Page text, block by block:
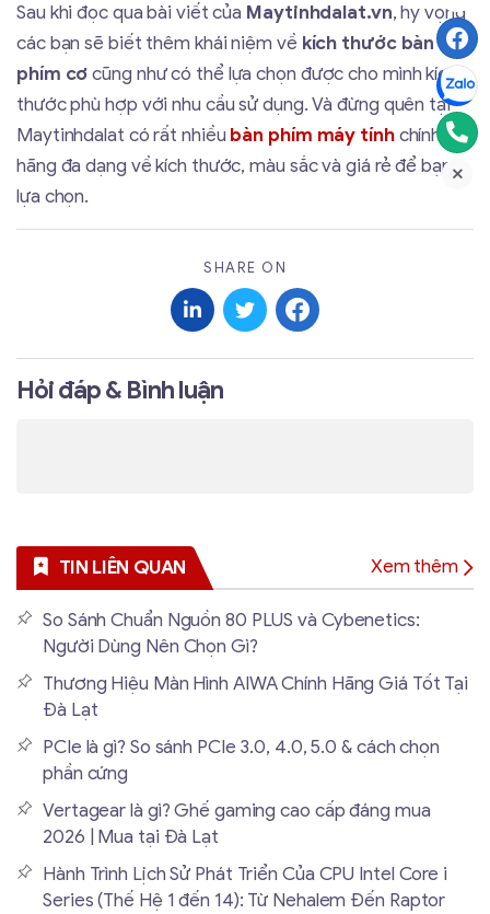
Sau khi đọc qua bài viết của Maytinhdalat.vn, hy vọng
các bạn sẽ biết thêm khái niệm về kích thước bàn
phím cơcũng như có thể lựa chọn được cho mình kích
thước phù hợp với nhu cầu sử dụng. Và đừng quên tại
Maytinhdalat có rất nhiều bàn phím máy tínhchính
hãng đa dạng về kích thước, màu sắc và giá rẻ để bạn
lựa chọn.
SHARE ON
Hỏi đáp & Bình luận
TIN LIÊN QUAN Xem thêm
So Sánh Chuẩn Nguồn 80 PLUS và Cybenetics:
Người Dùng Nên Chọn Gì?
Thương Hiệu Màn Hình AIWA Chính Hãng Giá Tốt Tại
Đà Lạt
PCIe là gì? So sánh PCIe 3.0, 4.0, 5.0 & cách chọn
phần cứng
Vertagear là gì? Ghế gaming cao cấp đáng mua
2026 | Mua tại Đà Lạt
Hành Trình Lịch Sử Phát Triển Của CPU Intel Core i
Series (Thế Hệ 1 đến 14): Từ Nehalem Đến Raptor